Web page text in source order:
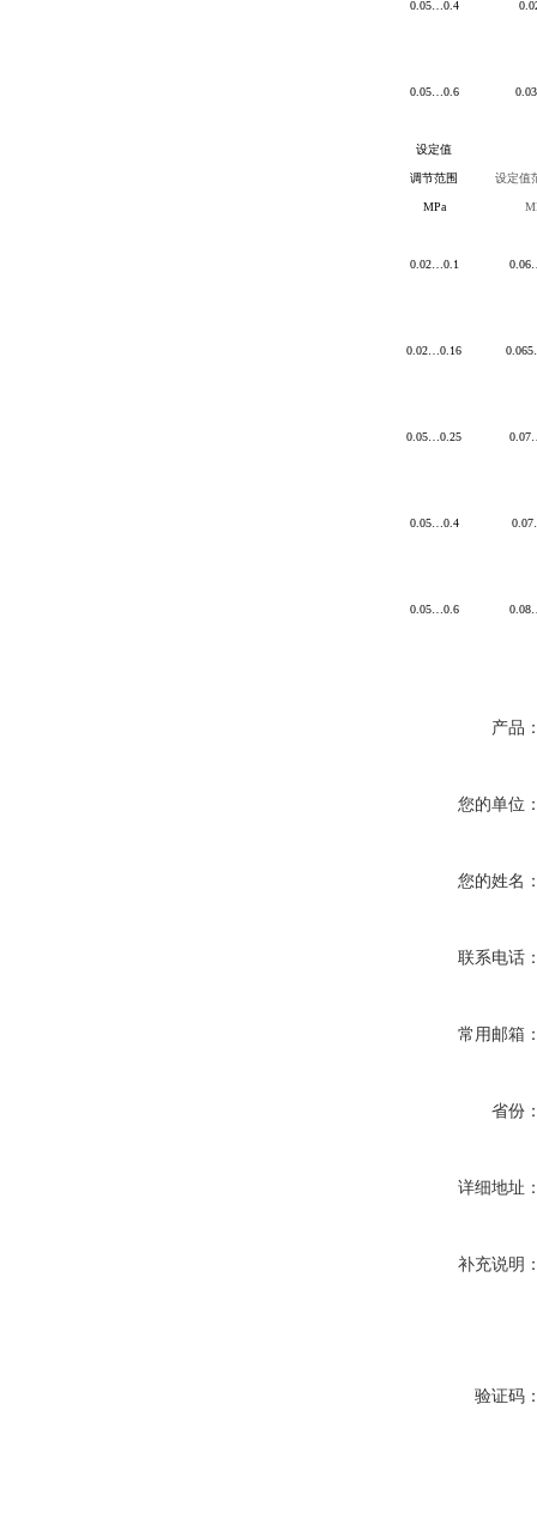
0.05…0.4
0.05…0.6
设定值
调节范围
MPa
设定值
0.02…0.1 0.06
0.02 …0.16 0.065
0.05 …0.25 0.07
0.05…0.4 0.07
0.05…0.6 0.08
产品
您的单位
您的姓名
联系电话
常用邮箱
省份
详细地址
补充说明
验证码